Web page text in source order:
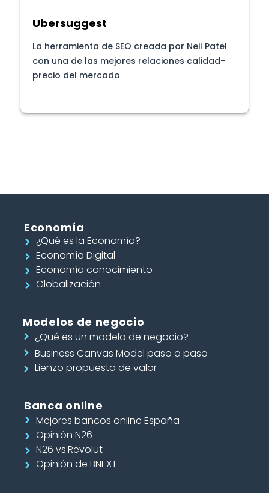
Ubersuggest
La herramienta de SEO creada por Neil Patel
con una de las mejores relaciones calidad-
precio del mercado
Economía
¿Qué es la Economía?
Economía Digital
Economía conocimiento
Globalización
Modelos de negocio
¿Qué es un modelo de negocio?
Business Canvas Model paso a paso
Lienzo propuesta de valor
Banca online
Mejores bancos online España
Opinión N26
N26 vs.Revolut
Opinión de BNEXT